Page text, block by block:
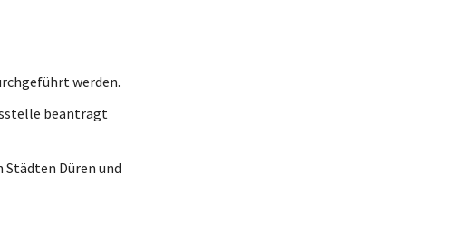
werden.
beantragt
Städten Düren und